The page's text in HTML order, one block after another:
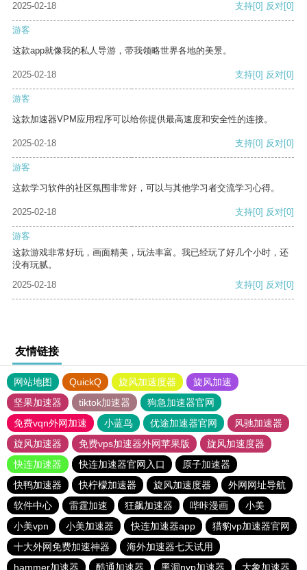
2025-02-18
支持[0] 反对[0]
游客
这款app就像我的私人导游，带我领略世界各地的美景。
2025-02-18 支持[0] 反对[0]
游客
这款加速器VPM应用程序可以给你提供最高速度和安全性的连接。
2025-02-18 支持[0] 反对[0]
游客
这款学习软件的社区氛围非常好，可以与其他学习者交流学习心得。
2025-02-18 支持[0] 反对[0]
游客
这款游戏非常好玩，画面精美，玩法丰富。我已经玩了好几个小时，还
没有玩腻。
2025-02-18
支持[0] 反对[0]
友情链接
网站地图 QuickQ 旋风加速度器
旋风加速
坚果加速器
tiktok加速器
狗急加速器官网
免费vqn外网加速
小蓝鸟 优途加速器官网
风驰加速器
旋风加速器
免费vps加速器外网苹果版
旋风加速度器
快连加速器
快连加速器官网入口
原子加速器
快鸭加速器
快柠檬加速器 旋风加速度器
外网网址导航
软件中心
雷霆加速 狂飙加速器 哔咔漫画
小美
小美vpn
小美加速器 快连加速器app
猎豹vp加速器官网
十大外网免费加速神器
海外加速器七天试用
hammer加速器
酷通加速器 黑洞nvp加速器 大象加速器